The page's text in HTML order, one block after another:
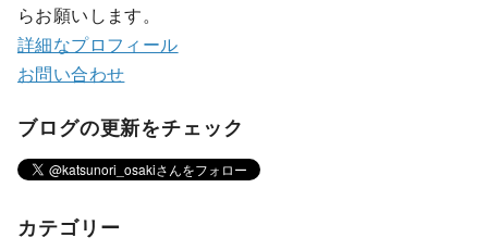
らお願いします。
詳細なプロフィール
お問い合わせ
ブログの更新をチェック
カテゴリー